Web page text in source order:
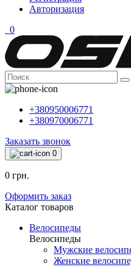
Авторизация
0
+380950006771
+380970006771
Заказать звонок
0
0 грн.
Оформить заказ
Каталог товаров
Велосипеды
Велосипеды
Мужские
Женские